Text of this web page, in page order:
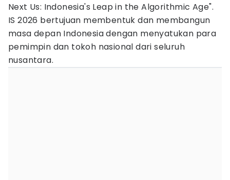
Next Us: Indonesia's Leap in the Algorithmic Age".
IS 2026 bertujuan membentuk dan membangun
masa depan Indonesia dengan menyatukan para
pemimpin dan tokoh nasional dari seluruh
nusantara.